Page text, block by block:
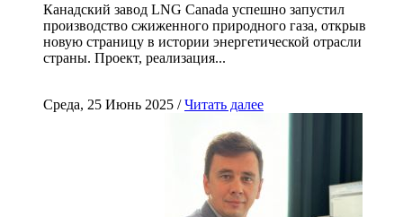
Канадский завод LNG Canada успешно запустил
производство сжиженного природного газа, открыв
новую страницу в истории энергетической отрасли
страны. Проект, реализация...
Среда, 25 Июнь 2025 /Читать далее